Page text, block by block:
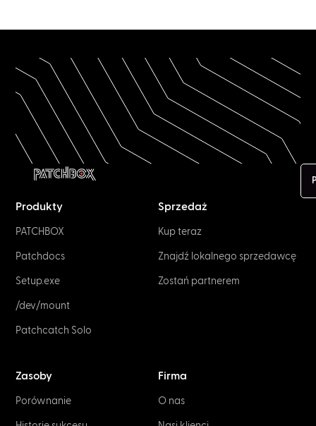
Produkty
PATCHBOX
Patchdocs
Setup.exe
/dev/mount
Patchcatch Solo
Sprzedaż
Kup teraz
Znajdź lokalnego sprzedawcę
Zostań partnerem
Zasoby
Porównanie
Firma
O nas